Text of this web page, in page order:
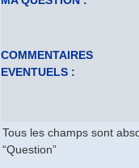
COMMENTAIRES
EVENTUELS :
Tous les champs sont
“Question”